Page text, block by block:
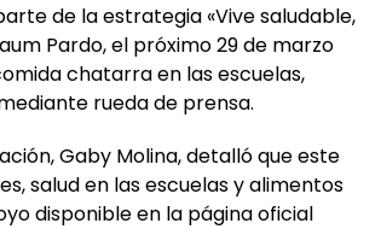
de la estrategia «Vive saludable,
Pardo, el próximo 29 de marzo
chatarra en las escuelas,
rueda de prensa.
Gaby Molina, detalló que este
salud en las escuelas y alimentos
disponible en la página oficial